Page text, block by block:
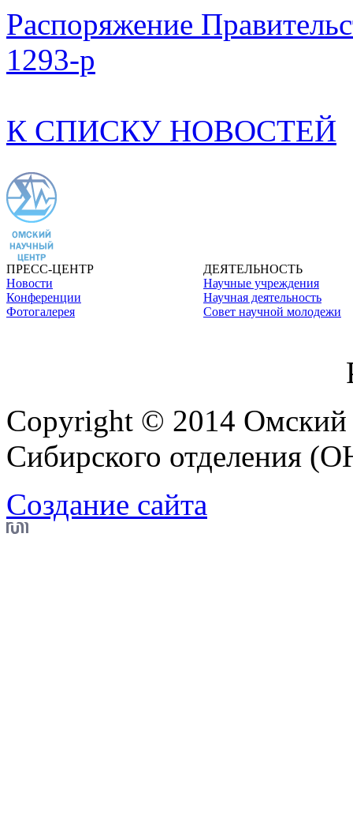
Распоряжение
1293-р
К СПИСКУ НОВОСТЕЙ
ПРЕСС-ЦЕНТР
ДЕЯТЕЛЬНОСТЬ
Новости
Научные учреждения
Конференции
Научная деятельность
Фотогалерея
Совет научной молодежи
Copyright © 2014 Омский
Сибирского отделения
Создание сайта